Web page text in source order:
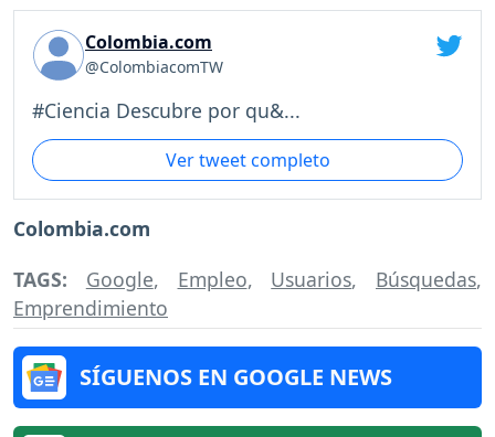
Colombia.com
@ColombiacomTW
#Ciencia Descubre por qu&...
Ver tweet completo
Colombia.com
TAGS: Google, Empleo, Usuarios, Búsquedas,
Emprendimiento
SÍGUENOS EN GOOGLE NEWS